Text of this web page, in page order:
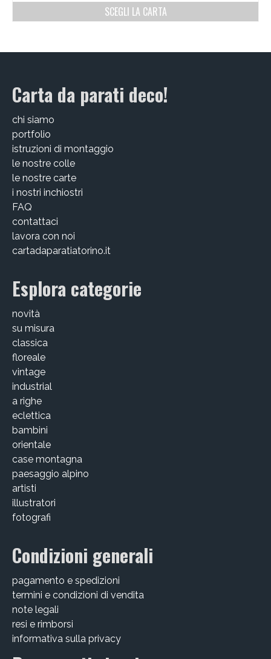
SCEGLI LA CARTA
Carta da parati deco!
chi siamo
portfolio
istruzioni di montaggio
le nostre colle
le nostre carte
i nostri inchiostri
FAQ
contattaci
lavora con noi
cartadaparatiatorino.it
Esplora categorie
novità
su misura
classica
floreale
vintage
industrial
a righe
eclettica
bambini
orientale
case montagna
paesaggio alpino
artisti
illustratori
fotografi
Condizioni generali
pagamento e spedizioni
termini e condizioni di vendita
note legali
resi e rimborsi
informativa sulla privacy